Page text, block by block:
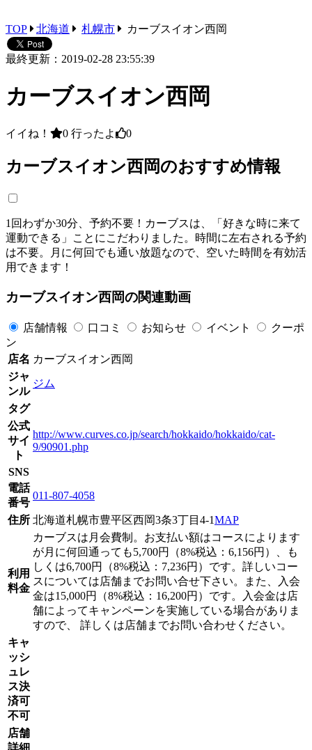
TOP 北海道 札幌市 カーブスイオン西岡
最終更新：2019-02-28 23:55:39
カーブスイオン西岡
イイね！ 0 行ったよ 0
カーブスイオン西岡のおすすめ情報
1回わずか30分、予約不要！カーブスは、「好きな時に来て
運動できる」ことにこだわりました。時間に左右される予約
は不要。月に何回でも通い放題なので、空いた時間を有効活
用できます！
カーブスイオン西岡の関連動画
店舗情報 口コミ お知らせ イベント
クーポ
ン
店名 カーブスイオン西岡
ジャ
ンル
ジム
タグ
公式
サイ
ト
http://www.curves.co.jp/search/hokkaido/hokkaido/cat-
9/90901.php
SNS
電話
番号
011-807-4058
住所 北海道札幌市豊平区西岡3条3丁目4-1MAP
利用
料金
カーブスは月会費制。お支払い額はコースによります
が月に何回通っても5,700円（8%税込：6,156円）、も
しくは6,700円（8%税込：7,236円）です。詳しいコー
スについては店舗までお問い合せ下さい。また、入会
金は15,000円（8%税込：16,200円）です。入会金は店
舗によってキャンペーンを実施している場合がありま
すので、 詳しくは店舗までお問い合わせください。
キャ
ッシ
ュレ
ス決
済可
不可
店舗
詳細